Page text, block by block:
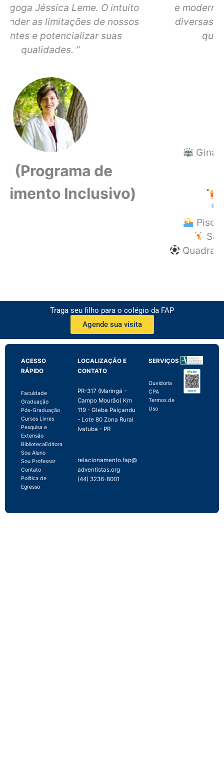
e moderno, perfeito para a prática de
diversas atividades físicas. Confira o
que temos à disposição:"
Ginásio poliesportivo com três
quadras
Quadra de tênis
Academia completa
Piscina aquecida e piscina fria
Quadra de futebol com grama e com
Traga seu filho para o colégio da FAP
Agende sua visita
ACESSO
RÁPIDO
Faculdade
Graduação
Pós-Graduação
Cursos Livres
Pesquisa e
Extensão
BibliotecaEditora
Sou Aluno
Sou Professor
Contato
Política de
Egresso
LOCALIZAÇÃO E
CONTATO
PR-317 (Maringá -
Campo Mourão) Km
119 - Gleba Paiçandu
- Lote 80 Zona Rural
Ivatuba - PR
relacionamento.fap@
adventistas.org
(44) 3236-8001
SERVIÇOS
Ouvidoria
CPA
Termos de
Uso